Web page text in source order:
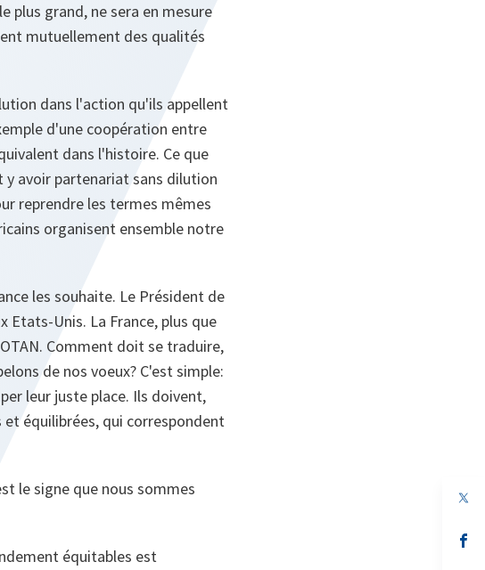
plus grand, ne sera en mesure
mutuellement des qualités
dans l'action qu'ils appellent
d'une coopération entre
dans l'histoire. Ce que
avoir partenariat sans dilution
reprendre les termes mêmes
organisent ensemble notre
les souhaite. Le Président de
Etats-Unis. La France, plus que
Comment doit se traduire,
de nos voeux? C'est simple:
leur juste place. Ils doivent,
équilibrées, qui correspondent
le signe que nous sommes
équitables est